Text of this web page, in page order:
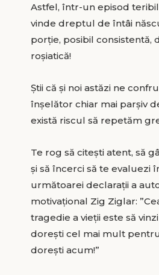
Astfel, într-un episod
vinde dreptul de întâi
porție, posibil consistentă,
roșiatică!
Știi că și noi astăzi ne
înșelător chiar mai parșiv
există riscul să repetăm
Te rog să citești atent, să
și să încerci să te evaluezi
următoarei declarații a
motivațional Zig Ziglar:
tragedie a vieții este să
dorești cel mai mult
dorești acum!”